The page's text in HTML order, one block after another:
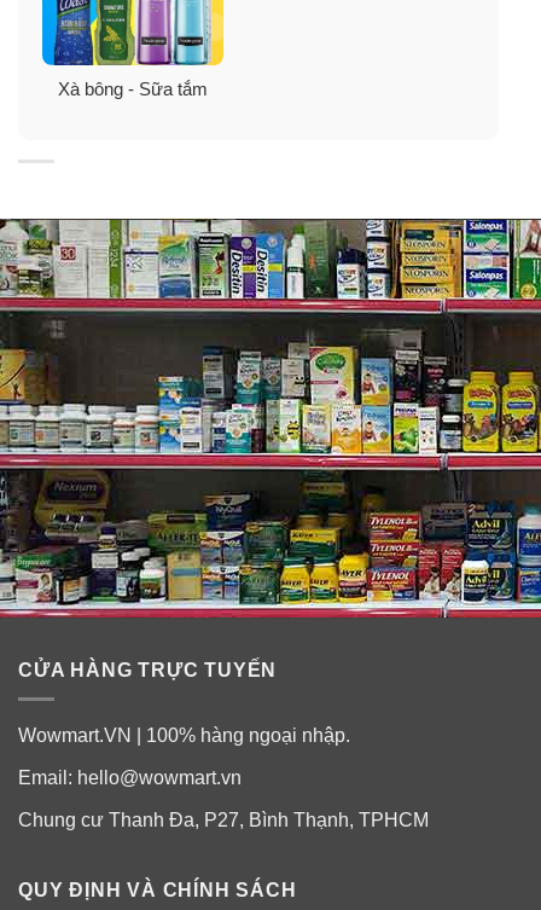
Xà bông - Sữa tắm
CỬA HÀNG TRỰC TUYẾN
Wowmart.VN | 100% hàng ngoại nhập.
Email: hello@wowmart.vn
Chung cư Thanh Đa, P27, Bình Thạnh, TPHCM
QUY ĐỊNH VÀ CHÍNH SÁCH